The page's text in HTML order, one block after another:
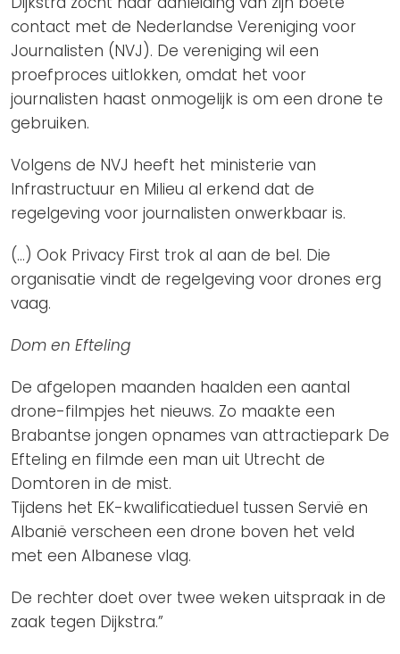
contact met de Nederlandse Vereniging voor
Journalisten (NVJ). De vereniging wil een
proefproces uitlokken, omdat het voor
journalisten haast onmogelijk is om een drone te
gebruiken.
Volgens de NVJ heeft het ministerie van
Infrastructuur en Milieu al erkend dat de
regelgeving voor journalisten onwerkbaar is.
(…) Ook Privacy First trok al aan de bel. Die
organisatie vindt de regelgeving voor drones erg
vaag.
Dom en Efteling
De afgelopen maanden haalden een aantal
drone-filmpjes het nieuws. Zo maakte een
Brabantse jongen opnames van attractiepark De
Efteling en filmde een man uit Utrecht de
Domtoren in de mist.
Tijdens het EK-kwalificatieduel tussen Servië en
Albanië verscheen een drone boven het veld
met een Albanese vlag.
De rechter doet over twee weken uitspraak in de
zaak tegen Dijkstra.”